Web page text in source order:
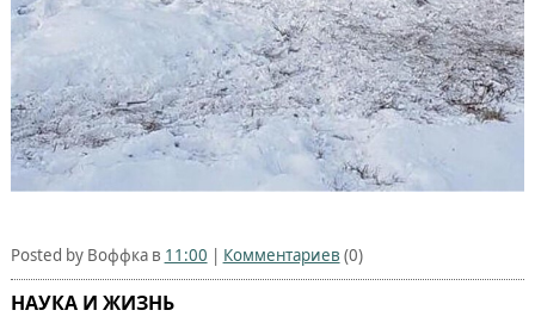
Posted by Воффка в 11:00 | Комментариев (0)
НАУКА И ЖИЗНЬ